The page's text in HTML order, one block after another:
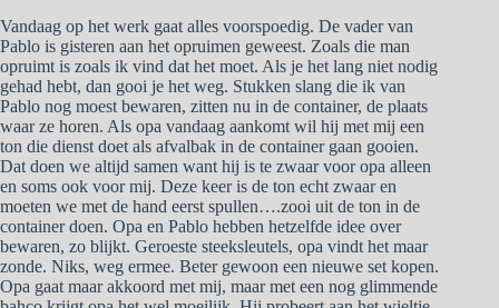
Vandaag op het werk gaat alles voorspoedig. De vader van
Pablo is gisteren aan het opruimen geweest. Zoals die man
opruimt is zoals ik vind dat het moet. Als je het lang niet nodig
gehad hebt, dan gooi je het weg. Stukken slang die ik van
Pablo nog moest bewaren, zitten nu in de container, de plaats
waar ze horen. Als opa vandaag aankomt wil hij met mij een
ton die dienst doet als afvalbak in de container gaan gooien.
Dat doen we altijd samen want hij is te zwaar voor opa alleen
en soms ook voor mij. Deze keer is de ton echt zwaar en
moeten we met de hand eerst spullen….zooi uit de ton in de
container doen. Opa en Pablo hebben hetzelfde idee over
bewaren, zo blijkt. Geroeste steeksleutels, opa vindt het maar
zonde. Niks, weg ermee. Beter gewoon een nieuwe set kopen.
Opa gaat maar akkoord met mij, maar met een nog glimmende